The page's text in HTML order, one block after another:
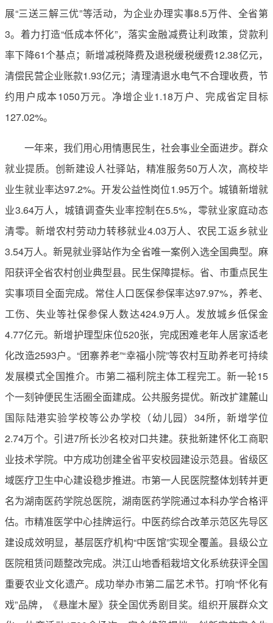
展“三送三解三优”等活动，为企业办理实事8.5万件、全省第
3。着力打造“低成本怀化”，落实金融减费让利政策，贷款利
率下降61个基点；新增减税降费及退税缓税缓费12.38亿元，
清偿民营企业账款1.93亿元；清理清退水电气不合理收费，节
约用户成本1050万元。净增企业1.18万户、完成省定目标
127.02%。
一年来，我们用心用情惠民生，社会事业全面进步。群众
就业提质。创新建设人社驿站，精准服务50万人次，高校毕
业生就业率达97.2%。开发公益性岗位1.95万个。城镇新增就
业3.64万人，城镇调查失业率控制在5.5%，零就业家庭动态
清零。新增农村劳动力转移就业4.03万人、农民工返乡就业
3.54万人。新晃就业驿站作为全省唯一案例入选全国典型。麻
阳获评全省农村创业典型县。民生保障提标。省、市重点民生
实事项目全面完成。常住人口医保参保率达97.97%，养老、
工伤、失业等社保参保人数达424.9万人。发放城乡低保金
4.77亿元。新增护理型床位520张，完成困难老年人居家适老
化改造2593户。“团寨养老”“幸福小院”等农村互助养老可持续
发展模式全国推介。市第二福利院主体工程完工。新一轮15
个一刻钟便民生活圈全面建成。公共服务提优。新改扩建麓山
国际陆港实验学校等公办学校（幼儿园）34所，新增学位
2.74万个。引进7所长沙名校对口共建。获批新建怀化工商职
业技术学院。中方成功创建全省平安校园建设示范县。省级区
域医疗卫生中心建设稳步推进。市第一人民医院整体划转并更
名为湖南医药学院总医院，湖南医药学院通过本科办学合格评
估。市精准医学中心挂牌运行。中医药综合改革示范区先导区
建设成效明显，基层医疗机构“中医馆”实现全覆盖。县级公立
医院租赁问题整改完成。洪江山地香稻栽培文化系统获评全国
重要农业文化遗产。成功举办市第二届艺术节。打响“怀化有
戏”品牌，《悬崖木屋》获全国优秀剧目奖。组织开展群众文